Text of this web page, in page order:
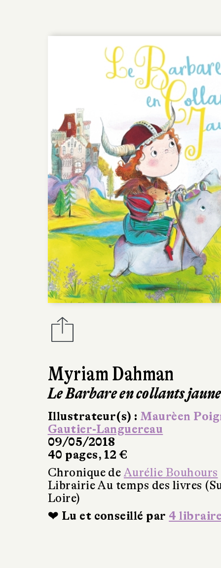
Myriam Dahman
Le Barbare en collants
Illustrateur(s) : Maurèen
Gautier-Languereau
09/05/2018
40 pages, 12 €
Chronique de Aurélie Bouhours
Librairie Au temps des livres
Loire)
❤ Lu et conseillé par 4